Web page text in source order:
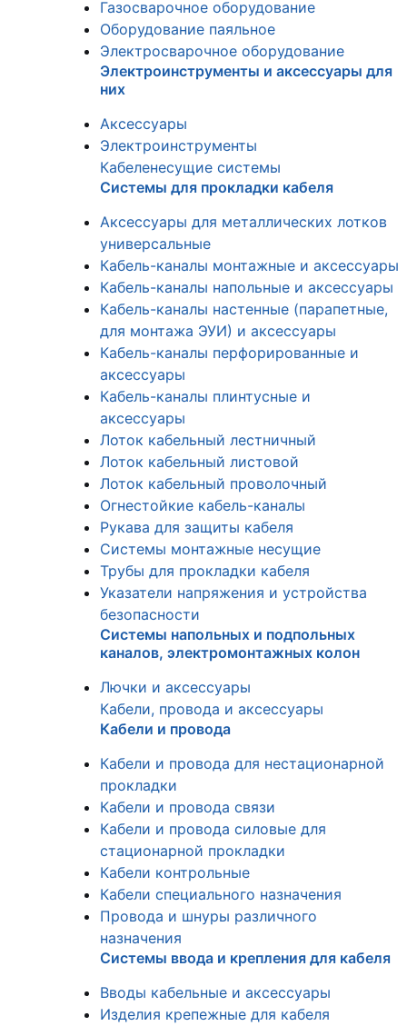
Газосварочное оборудование
Оборудование паяльное
Электросварочное оборудование
Электроинструменты и аксессуары для
них
Аксессуары
Электроинструменты
Кабеленесущие системы
Системы для прокладки кабеля
Аксессуары для металлических лотков
универсальные
Кабель-каналы монтажные и аксессуары
Кабель-каналы напольные и аксессуары
Кабель-каналы настенные (парапетные,
для монтажа ЭУИ) и аксессуары
Кабель-каналы перфорированные и
аксессуары
Кабель-каналы плинтусные и
аксессуары
Лоток кабельный лестничный
Лоток кабельный листовой
Лоток кабельный проволочный
Огнестойкие кабель-каналы
Рукава для защиты кабеля
Системы монтажные несущие
Трубы для прокладки кабеля
Указатели напряжения и устройства
безопасности
Системы напольных и подпольных
каналов, электромонтажных колон
Лючки и аксессуары
Кабели, провода и аксессуары
Кабели и провода
Кабели и провода для нестационарной
прокладки
Кабели и провода связи
Кабели и провода силовые для
стационарной прокладки
Кабели контрольные
Кабели специального назначения
Провода и шнуры различного
назначения
Системы ввода и крепления для кабеля
Вводы кабельные и аксессуары
Изделия крепежные для кабеля